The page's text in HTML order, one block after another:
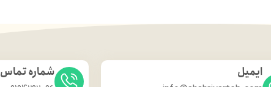
ایمیل شماره تماس